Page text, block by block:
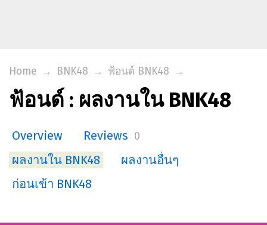
Home → BNK48 → ฟ้อนด์ BNK48 →
ฟ้อนด์ : ผลงานใน BNK48
Overview Reviews 0
ผลงานใน BNK48
ผลงานอื่นๆ
ก่อนเข้า BNK48